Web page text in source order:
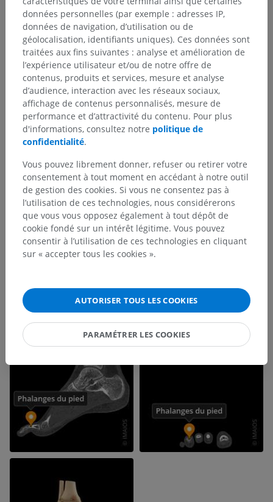
données personnelles (par exemple : adresses IP,
données de navigation, d’utilisation ou de
géolocalisation, identifiants uniques). Ces données sont
traitées aux fins suivantes : analyse et amélioration de
l’expérience utilisateur et/ou de notre offre de
contenus, produits et services, mesure et analyse
d’audience, interaction avec les réseaux sociaux,
affichage de contenus personnalisés, mesure de
performance et d’attractivité du contenu. Pour plus
d'informations, consultez notre politique de
confidentialité.
Vous pouvez librement donner, refuser ou retirer votre
consentement à tout moment en accédant à notre outil
de gestion des cookies. Si vous ne consentez pas à
l’utilisation de ces technologies, nous considérerons
que vous vous opposez également à tout dépôt de
cookie fondé sur un intérêt légitime. Vous pouvez
consentir à l’utilisation de ces technologies en cliquant
sur « accepter tous les cookies ».
AUTORISER TOUS LES COOKIES
PARAMÉTRER LES COOKIES